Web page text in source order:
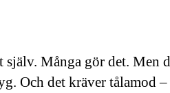
själv. Många gör det. Men
Och det kräver tålamod –